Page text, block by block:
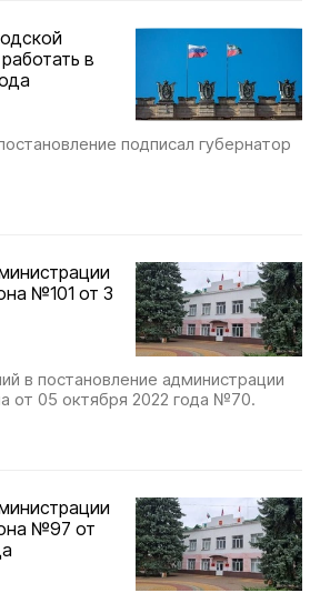
в
подписал губернатор
№101 от 3
в постановление администрации
от 05 октября 2022 года №70.
№97 от